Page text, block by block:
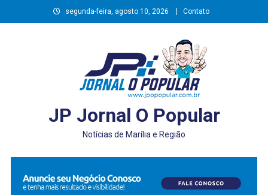
to
segunda-feira, agosto 10, 2026 Contato
JP Jornal O Popular
Notícias de Marília e Região